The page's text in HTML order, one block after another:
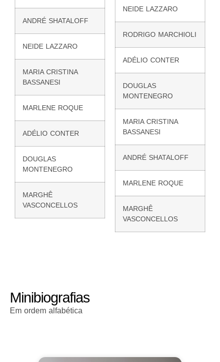
ANDRÉ SHATALOFF
NEIDE LAZZARO
MARIA CRISTINA
BASSANESI
MARLENE ROQUE
ADÉLIO CONTER
DOUGLAS
MONTENEGRO
MARGHÊ
VASCONCELLOS
NEIDE LAZZARO
RODRIGO MARCHIOLI
ADÉLIO CONTER
DOUGLAS
MONTENEGRO
MARIA CRISTINA
BASSANESI
ANDRÉ SHATALOFF
MARLENE ROQUE
MARGHÊ
VASCONCELLOS
Minibiografias
Em ordem alfabética